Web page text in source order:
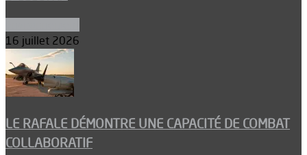
16 juillet 2026
LE RAFALE DÉMONTRE UNE CAPACITÉ DE COMBAT
COLLABORATIF